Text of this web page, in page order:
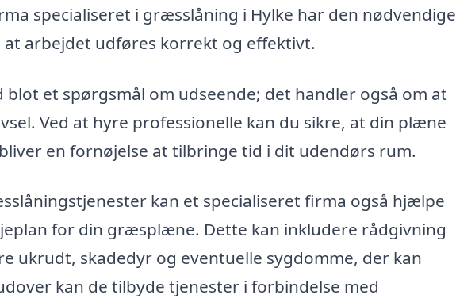
specialiseret i græsslåning i Hylke har den nødvendige
arbejdet udføres korrekt og effektivt.
et spørgsmål om udseende; det handler også om at
Ved at hyre professionelle kan du sikre, at din plæne
en fornøjelse at tilbringe tid i dit udendørs rum.
kan et specialiseret firma også hjælpe
for din græsplæne. Dette kan inkludere rådgivning
ukrudt, skadedyr og eventuelle sygdomme, der kan
kan de tilbyde tjenester i forbindelse med